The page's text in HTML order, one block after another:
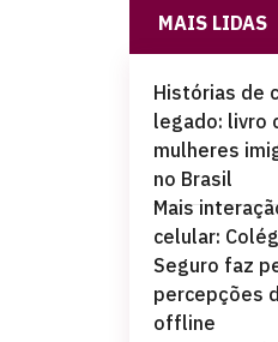
MAIS LIDAS
Histórias de
legado: livro
mulheres
no Brasil
Mais
celular:
Seguro faz
percepções
offline